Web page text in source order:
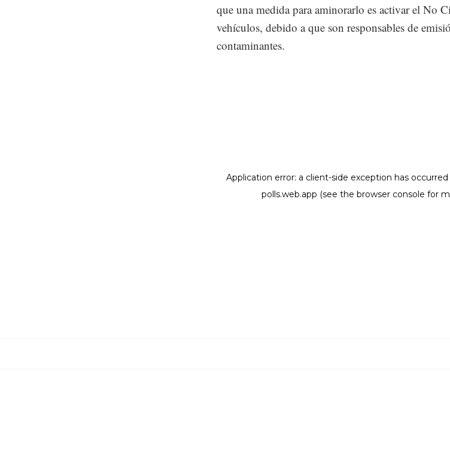
que una medida para aminorarlo es activar el No
vehículos, debido a que son responsables de
contaminantes.